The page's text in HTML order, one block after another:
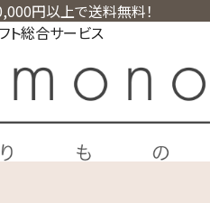
円以上で送料無料！
ト総合サービス